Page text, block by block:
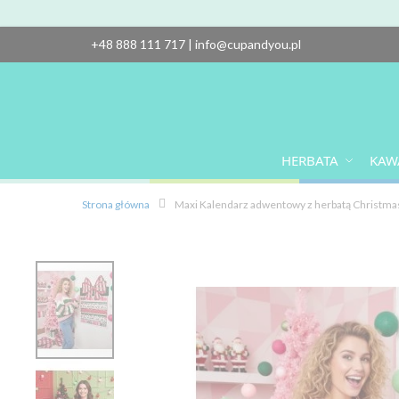
+48 888 111 717 | info@cupandyou.pl
HERBATA
Strona główna Maxi Kalendarz adwentowy z herbatą
Przejdź
na
koniec
galerii